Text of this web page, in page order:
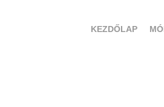
KEZDŐLAP